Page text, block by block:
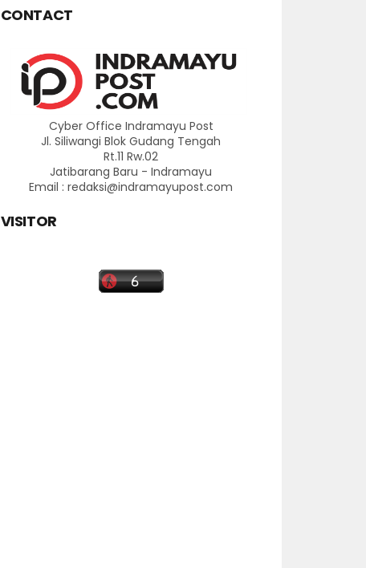
CONTACT
Cyber Office Indramayu Post
Jl. Siliwangi Blok Gudang Tengah
Rt.11 Rw.02
Jatibarang Baru - Indramayu
Email : redaksi@indramayupost.com
VISITOR